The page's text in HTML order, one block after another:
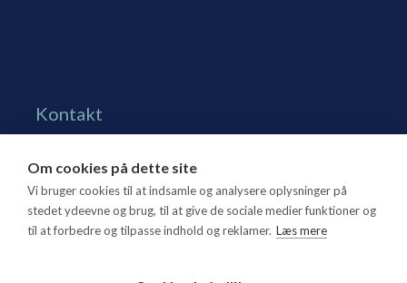
Kontakt
1270 Kbh. K
Tlf. 70 15 95 00
dtl@dtl.eu
Om cookies på dette site
Vi bruger cookies til at indsamle og analysere oplysninger på
stedet ydeevne og brug, til at give de sociale medier funktioner og
til at forbedre og tilpasse indhold og reklamer. Læs mere